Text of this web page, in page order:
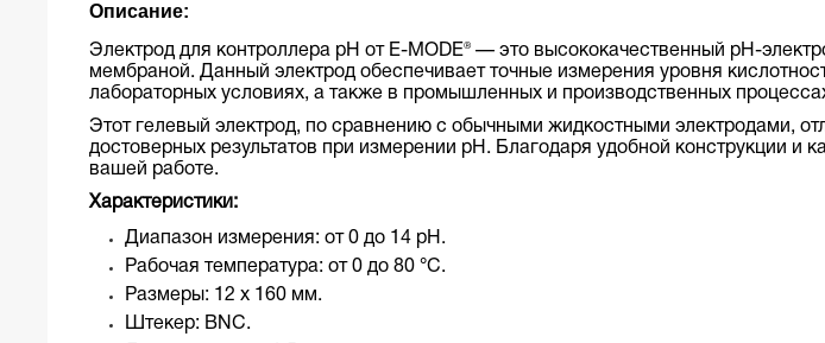
Описание:
Электрод для контроллера pH от E-MODE® — это высококачественный рН-
мембраной. Данный электрод обеспечивает точные измерения уровня
лабораторных условиях, а также в промышленных и производственных
Этот гелевый электрод, по сравнению с обычными жидкостными электродами,
достоверных результатов при измерении pH. Благодаря удобной конструкции
вашей работе.
Характеристики:
Диапазон измерения: от 0 до 14 pH.
Рабочая температура: от 0 до 80 °C.
Размеры: 12 x 160 мм.
Штекер: BNC.